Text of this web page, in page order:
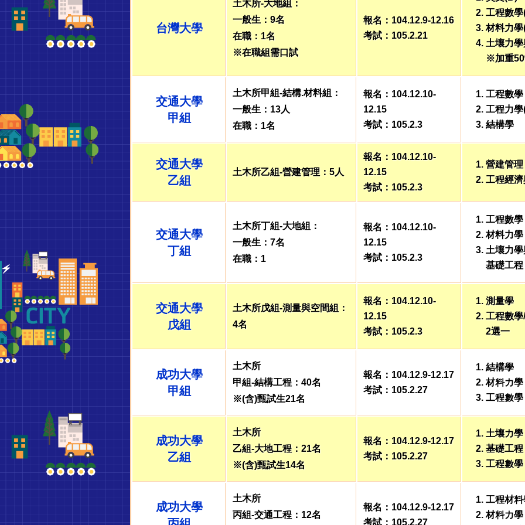
台灣大學
土木所-大地組：
一般生：9名
在職：1名
※在職組需口試
報名：104.12.9-12.16
考試：105.2.21
工程數
材料力
土壤力
※加重
交通大學
甲組
土木所甲組-結構.材料組：
一般生：13人
在職：1名
報名：104.12.10-
12.15
考試：105.2.3
工程數學
工程力
結構學
交通大學
乙組
土木所乙組-營建管理：5人
報名：104.12.10-
12.15
考試：105.2.3
營建管理
工程經
交通大學
丁組
土木所丁組-大地組：
一般生：7名
在職：1
報名：104.12.10-
12.15
考試：105.2.3
工程數學
材料力學
土壤力學
基礎工程
交通大學
戊組
土木所戊組-測量與空間組：
4名
報名：104.12.10-
12.15
考試：105.2.3
測量學
工程數
2選一
成功大學
甲組
土木所
甲組-結構工程：40名
※(含)甄試生21名
報名：104.12.9-12.17
考試：105.2.27
結構學
材料力學
工程數學
成功大學
乙組
土木所
乙組-大地工程：21名
※(含)甄試生14名
報名：104.12.9-12.17
考試：105.2.27
土壤力學
基礎工程
工程數學
成功大學
土木所
丙組-交通工程：12名
報名：104.12.9-12.17
考試：105.2.27
工程材料
材料力學
志
中
壢
志
中
志
光
志